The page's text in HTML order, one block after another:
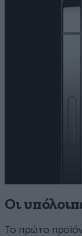
Οι
Το πρώτο